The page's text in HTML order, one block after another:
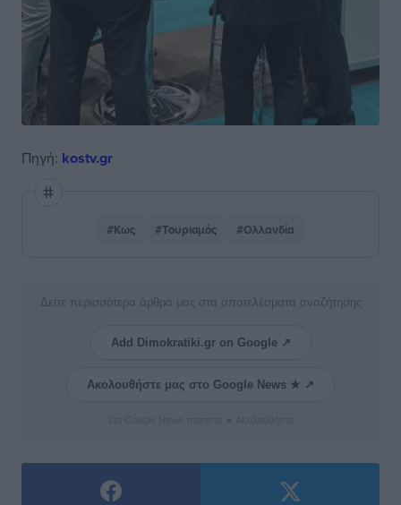
Πηγή: kostv.gr
#Κως #Τουρισμός #Ολλανδία
Δείτε περισσότερα άρθρα μας στα αποτελέσματα αναζήτησης
Add Dimokratiki.gr on Google ↗
Ακολουθήστε μας στο Google News ★ ↗